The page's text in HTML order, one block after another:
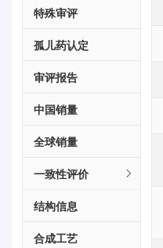
特殊审评
孤儿药认定
审评报告
中国销量
全球销量
一致性评价
结构信息
合成工艺